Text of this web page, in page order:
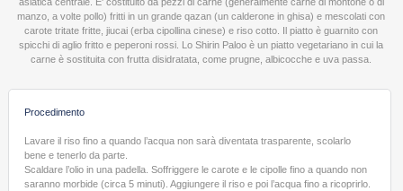
manzo, a volte pollo) fritti in un grande qazan (un calderone in ghisa) e mescolati con
carote tritate fritte, jiucai (erba cipollina cinese) e riso cotto. Il piatto è guarnito con
spicchi di aglio fritto e peperoni rossi. Lo Shirin Paloo è un piatto vegetariano in cui la
carne è sostituita con frutta disidratata, come prugne, albicocche e uva passa.
Procedimento
Lavare il riso fino a quando l’acqua non sarà diventata trasparente, scolarlo
bene e tenerlo da parte.
Scaldare l’olio in una padella. Soffriggere le carote e le cipolle fino a quando non
saranno morbide (circa 5 minuti). Aggiungere il riso e poi l’acqua fino a ricoprirlo.